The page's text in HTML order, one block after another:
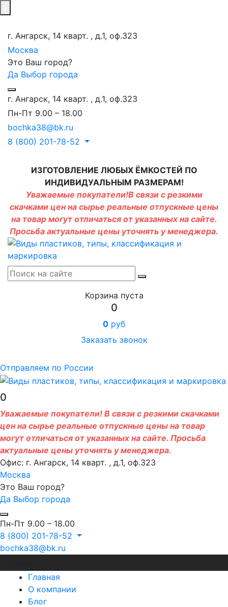
г. Ангарск, 14 кварт. , д.1, оф.323
Москва
Это Ваш город?
Да Выбор города
г. Ангарск, 14 кварт. , д.1, оф.323
Пн-Пт 9.00 – 18.00
bochka38@bk.ru
8 (800) 201-78-52
ИЗГОТОВЛЕНИЕ ЛЮБЫХ ЁМКОСТЕЙ ПО
ИНДИВИДУАЛЬНЫМ РАЗМЕРАМ!
Уважаемые покупатели!В связи с резкими
скачками цен на сырье реальные отпускные цены
на товар могут отличаться от указанных на сайте.
Просьба актуальные цены уточнять у менеджера.
Корзина пуста
0
0 руб
Заказать звонок
Отправляем по России
0
Уважаемые покупатели! В связи с резкими скачками
цен на сырье реальные отпускные цены на товар
могут отличаться от указанных на сайте. Просьба
актуальные цены уточнять у менеджера.
Офис: г. Ангарск, 14 кварт. , д.1, оф.323
Москва
Это Ваш город?
Да Выбор города
Пн-Пт 9.00 – 18.00
8 (800) 201-78-52
bochka38@bk.ru
Главная
О компании
Блог